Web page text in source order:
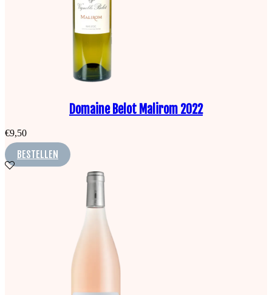
Domaine Belot Malirom 2022
€9,50
BESTELLEN